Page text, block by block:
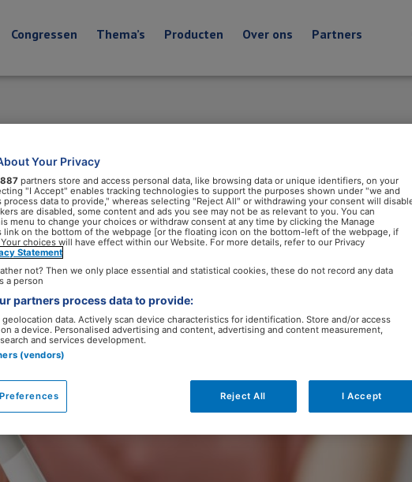
Congressen Thema’s Producten Over ons Partners
Your Privacy
887 partners store and access personal data, like browsing data or unique identifiers, on your
"I Accept" enables tracking technologies to support the purposes shown under "we and
process data to provide," whereas selecting "Reject All" or withdrawing your consent will
are disabled, some content and ads you see may not be as relevant to you. You can
menu to change your choices or withdraw consent at any time by clicking the Manage
link on the bottom of the webpage [or the floating icon on the bottom-left of the webpage, if
choices will have effect within our Website. For more details, refer to our Privacy
Statement
not? Then we only place essential and statistical cookies, these do not record any data
a person
partners process data to provide:
geolocation data. Actively scan device characteristics for identification. Store and/or access
a device. Personalised advertising and content, advertising and content measurement,
and services development.
(vendors)
Reject All I Accept